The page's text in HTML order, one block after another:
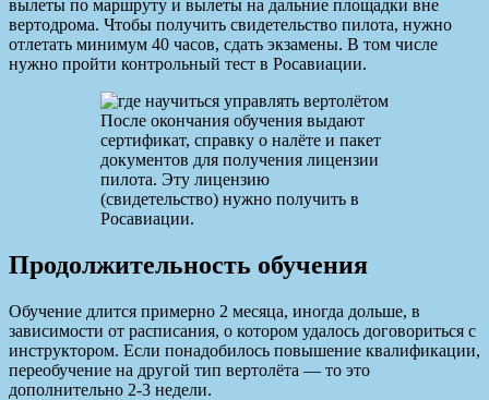
вылеты по маршруту и вылеты на дальние площадки вне
вертодрома. Чтобы получить свидетельство пилота, нужно
отлетать минимум 40 часов, сдать экзамены. В том числе
нужно пройти контрольный тест в Росавиации.
После окончания обучения выдают
сертификат, справку о налёте и пакет
документов для получения лицензии
пилота. Эту лицензию
(свидетельство) нужно получить в
Росавиации.
Продолжительность обучения
Обучение длится примерно 2 месяца, иногда дольше, в
зависимости от расписания, о котором удалось договориться с
инструктором. Если понадобилось повышение квалификации,
переобучение на другой тип вертолёта — то это
дополнительно 2-3 недели.